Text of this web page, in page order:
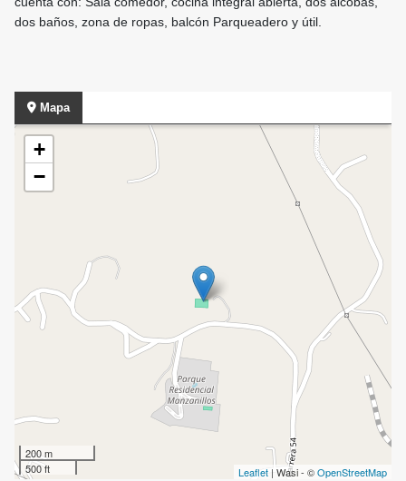
dos baños, zona de ropas, balcón Parqueadero y útil.
Mapa
+
−
200 m
500 ft
Leaflet | Wasi - ©OpenStreetMap